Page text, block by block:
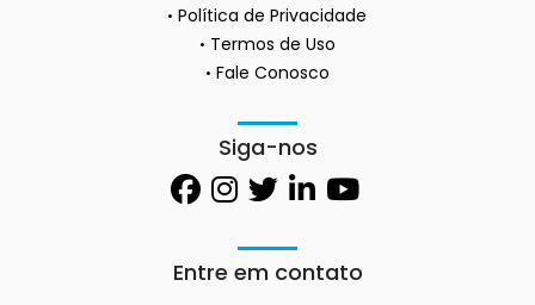
Política de Privacidade
Termos de Uso
Fale Conosco
Siga-nos
Entre em contato